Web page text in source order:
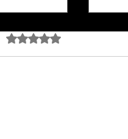
Avaliado com 0 de 5